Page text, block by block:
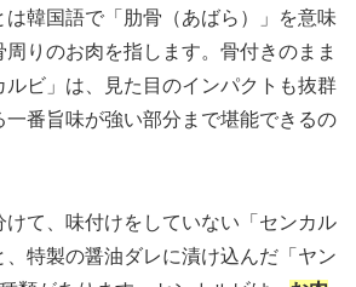
は韓国語で「肋骨（あばら）」を意味
周りのお肉を指します。骨付きのまま
ルビ」は、見た目のインパクトも抜群
一番旨味が強い部分まで堪能できるの
けて、味付けをしていない「センカル
、特製の醤油ダレに漬け込んだ「ヤン